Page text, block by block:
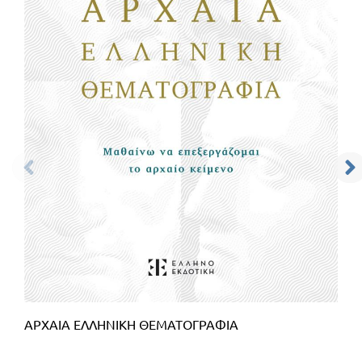
ΑΡΧΑΙΑ ΕΛΛΗΝΙΚΗ ΘΕΜΑΤΟΓΡΑΦΙΑ